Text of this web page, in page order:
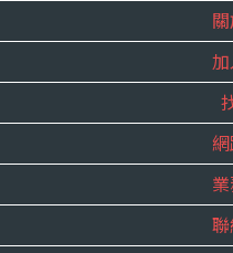
（四）方式：自動
四、當事人依個資法
（一）當事人得行
台端就錠嵂
料，得向錠嵂
另有規定或履
E